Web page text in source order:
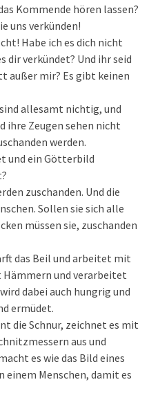
Kommende hören lassen?
uns verkünden!
Habe ich es dich nicht
dir verkündet? Und ihr seid
außer mir? Es gibt keinen
allesamt nichtig, und
ihre Zeugen sehen nicht
werden.
und ein Götterbild
zuschanden. Und die
Sollen sie sich alle
müssen sie, zuschanden
das Beil und arbeitet mit
und verarbeitet
dabei auch hungrig und
ermüdet.
die Schnur, zeichnet es mit
aus und
es wie das Bild eines
einem Menschen, damit es